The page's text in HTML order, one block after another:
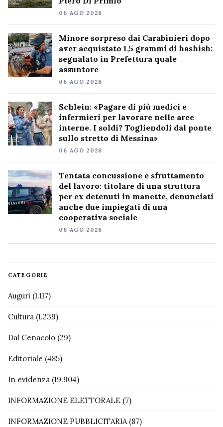
06 AGO 2026
Minore sorpreso dai Carabinieri dopo
aver acquistato 1,5 grammi di hashish:
segnalato in Prefettura quale
assuntore
06 AGO 2026
Schlein: «Pagare di più medici e
infermieri per lavorare nelle aree
interne. I soldi? Togliendoli dal ponte
sullo stretto di Messina»
06 AGO 2026
Tentata concussione e sfruttamento
del lavoro: titolare di una struttura
per ex detenuti in manette, denunciati
anche due impiegati di una
cooperativa sociale
06 AGO 2026
CATEGORIE
Auguri (1.117)
Cultura (1.239)
Dal Cenacolo (29)
Editoriale (485)
In evidenza (19.904)
INFORMAZIONE ELETTORALE (7)
INFORMAZIONE PUBBLICITARIA(87)